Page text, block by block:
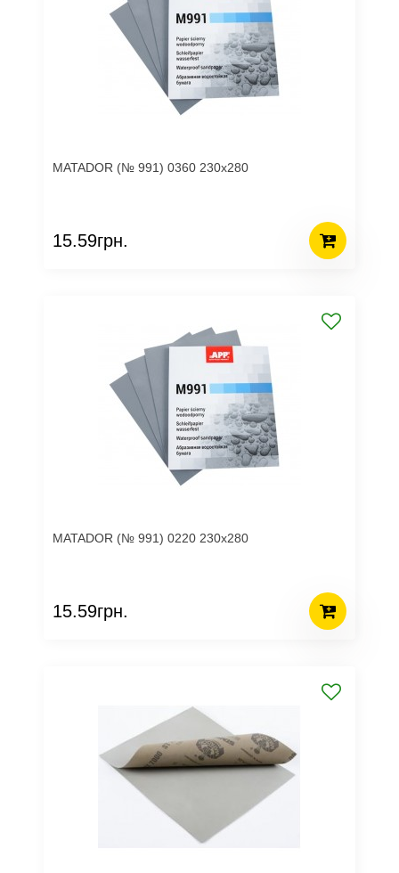
MATADOR (№ 991) 0360 230х280
15.59грн.
MATADOR (№ 991) 0220 230х280
15.59грн.